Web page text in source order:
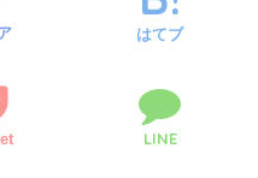
はてブ
LINE